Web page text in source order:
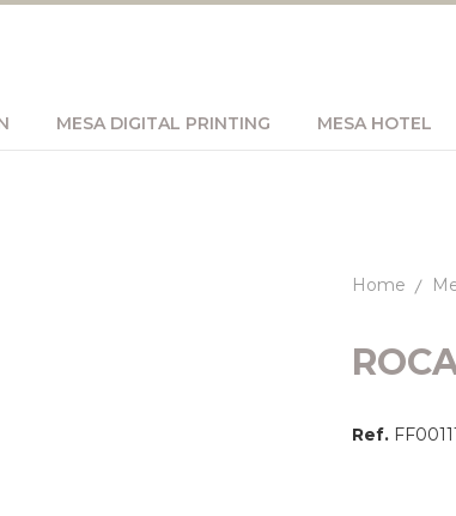
MESA DIGITAL PRINTING MESA HOTEL
Home
Ref.